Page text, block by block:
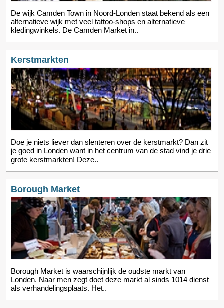
De wijk Camden Town in Noord-Londen staat bekend als een
alternatieve wijk met veel tattoo-shops en alternatieve
kledingwinkels. De Camden Market in..
Kerstmarkten
Doe je niets liever dan slenteren over de kerstmarkt? Dan zit
je goed in Londen want in het centrum van de stad vind je drie
grote kerstmarkten! Deze..
Borough Market
Borough Market is waarschijnlijk de oudste markt van
Londen. Naar men zegt doet deze markt al sinds 1014 dienst
als verhandelingsplaats. Het..